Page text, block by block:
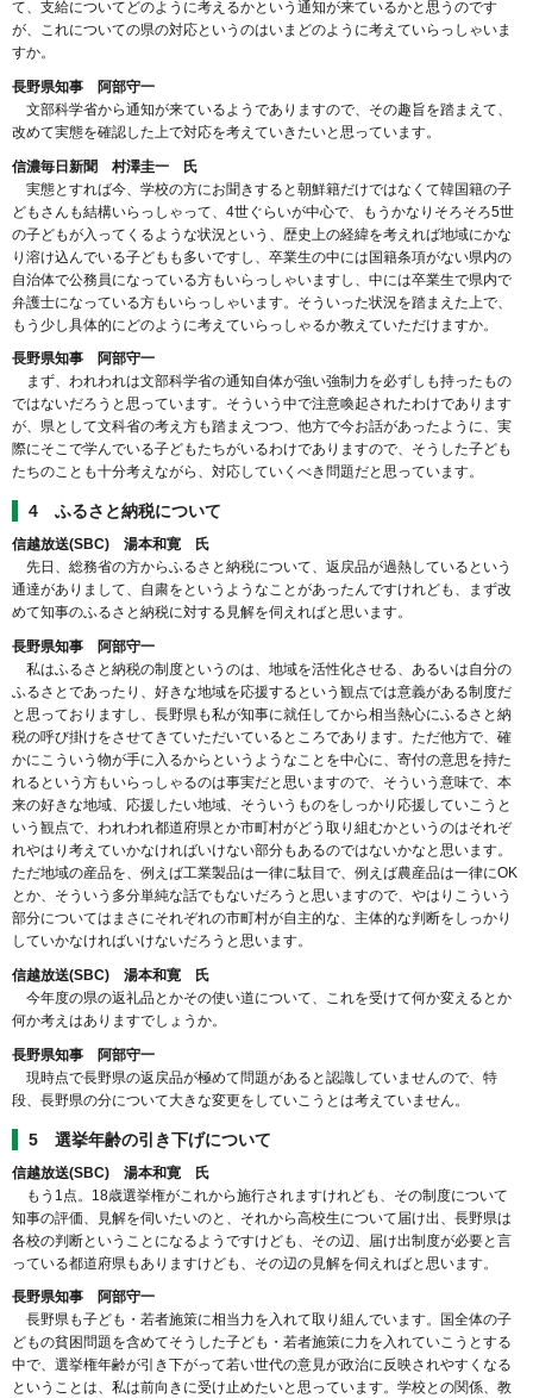
て、支給についてどのように考えるかという通知が来ているかと思うのです
が、これについての県の対応というのはいまどのように考えていらっしゃいま
すか。
長野県知事 阿部守一
文部科学省から通知が来ているようでありますので、その趣旨を踏まえて、
改めて実態を確認した上で対応を考えていきたいと思っています。
信濃毎日新聞 村澤圭一 氏
実態とすれば今、学校の方にお聞きすると朝鮮籍だけではなくて韓国籍の子
どもさんも結構いらっしゃって、4世ぐらいが中心で、もうかなりそろそろ5世
の子どもが入ってくるような状況という、歴史上の経緯を考えれば地域にかな
り溶け込んでいる子どもも多いですし、卒業生の中には国籍条項がない県内の
自治体で公務員になっている方もいらっしゃいますし、中には卒業生で県内で
弁護士になっている方もいらっしゃいます。そういった状況を踏まえた上で、
もう少し具体的にどのように考えていらっしゃるか教えていただけますか。
長野県知事 阿部守一
まず、われわれは文部科学省の通知自体が強い強制力を必ずしも持ったもの
ではないだろうと思っています。そういう中で注意喚起されたわけであります
が、県として文科省の考え方も踏まえつつ、他方で今お話があったように、実
際にそこで学んでいる子どもたちがいるわけでありますので、そうした子ども
たちのことも十分考えながら、対応していくべき問題だと思っています。
4 ふるさと納税について
信越放送(SBC) 湯本和寛 氏
先日、総務省の方からふるさと納税について、返戻品が過熱しているという
通達がありまして、自粛をというようなことがあったんですけれども、まず改
めて知事のふるさと納税に対する見解を伺えればと思います。
長野県知事 阿部守一
私はふるさと納税の制度というのは、地域を活性化させる、あるいは自分の
ふるさとであったり、好きな地域を応援するという観点では意義がある制度だ
と思っておりますし、長野県も私が知事に就任してから相当熱心にふるさと納
税の呼び掛けをさせてきていただいているところであります。ただ他方で、確
かにこういう物が手に入るからというようなことを中心に、寄付の意思を持た
れるという方もいらっしゃるのは事実だと思いますので、そういう意味で、本
来の好きな地域、応援したい地域、そういうものをしっかり応援していこうと
いう観点で、われわれ都道府県とか市町村がどう取り組むかというのはそれぞ
れやはり考えていかなければいけない部分もあるのではないかなと思います。
ただ地域の産品を、例えば工業製品は一律に駄目で、例えば農産品は一律にOK
とか、そういう多分単純な話でもないだろうと思いますので、やはりこういう
部分についてはまさにそれぞれの市町村が自主的な、主体的な判断をしっかり
していかなければいけないだろうと思います。
信越放送(SBC) 湯本和寛 氏
今年度の県の返礼品とかその使い道について、これを受けて何か変えるとか
何か考えはありますでしょうか。
長野県知事 阿部守一
現時点で長野県の返戻品が極めて問題があると認識していませんので、特
段、長野県の分について大きな変更をしていこうとは考えていません。
5 選挙年齢の引き下げについて
信越放送(SBC) 湯本和寛 氏
もう1点。18歳選挙権がこれから施行されますけれども、その制度について
知事の評価、見解を伺いたいのと、それから高校生について届け出、長野県は
各校の判断ということになるようですけども、その辺、届け出制度が必要と言
っている都道府県もありますけども、その辺の見解を伺えればと思います。
長野県知事 阿部守一
長野県も子ども・若者施策に相当力を入れて取り組んでいます。国全体の子
どもの貧困問題を含めてそうした子ども・若者施策に力を入れていこうとする
中で、選挙権年齢が引き下がって若い世代の意見が政治に反映されやすくなる
ということは、私は前向きに受け止めたいと思っています。学校との関係、教